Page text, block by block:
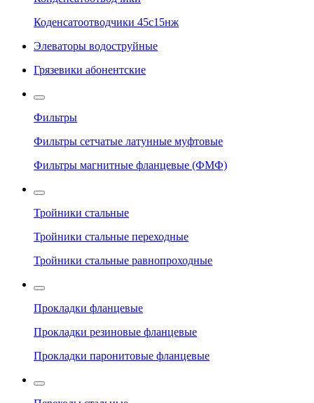
Коденсатоотводчики 45с15нж
Элеваторы водоструйные
Грязевики абонентские
Фильтры
Фильтры сетчатые латунные муфтовые
Фильтры магнитные фланцевые (ФМФ)
Тройники стальные
Тройники стальные переходные
Тройники стальные равнопроходные
Прокладки фланцевые
Прокладки резиновые фланцевые
Прокладки паронитовые фланцевые